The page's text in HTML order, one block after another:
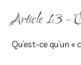
Article 13 –
Qu’est-ce qu’un «